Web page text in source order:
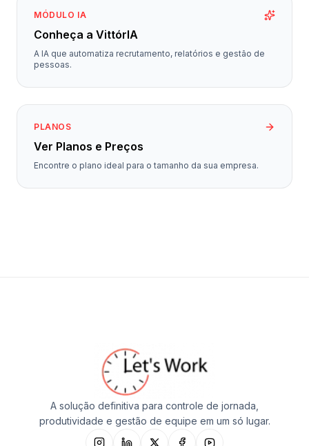
MÓDULO IA
Conheça a VittórIA
A IA que automatiza recrutamento, relatórios e gestão de
pessoas.
PLANOS
Ver Planos e Preços
Encontre o plano ideal para o tamanho da sua empresa.
A solução definitiva para controle de jornada,
produtividade e gestão de equipe em um só lugar.